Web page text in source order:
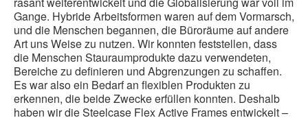
Gange. Hybride Arbeitsformen waren auf dem Vormarsch,
und die Menschen begannen, die Büroräume auf andere
Art uns Weise zu nutzen. Wir konnten feststellen, dass
die Menschen Stauraumprodukte dazu verwendeten,
Bereiche zu definieren und Abgrenzungen zu schaffen.
Es war also ein Bedarf an flexiblen Produkten zu
erkennen, die beide Zwecke erfüllen konnten. Deshalb
haben wir die Steelcase Flex Active Frames entwickelt –